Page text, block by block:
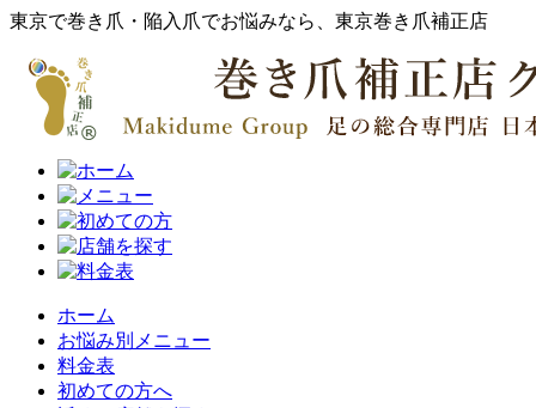
東京で巻き爪・陥入爪でお悩みなら、東京巻き爪補正店
ホーム
お悩み別メニュー
料金表
初めての方へ